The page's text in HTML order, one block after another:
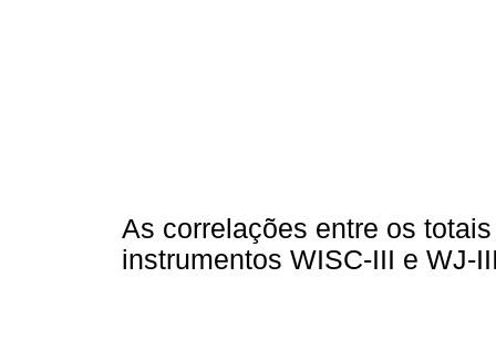
As correlações entre os
instrumentos WISC-III e WJ-